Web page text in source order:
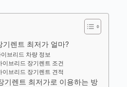
렌트 최저가 얼마?
브리드 차량 정보
이브리드 장기렌트 조건
이브리드 장기렌트 견적
기렌트 최저가로 이용하는 방